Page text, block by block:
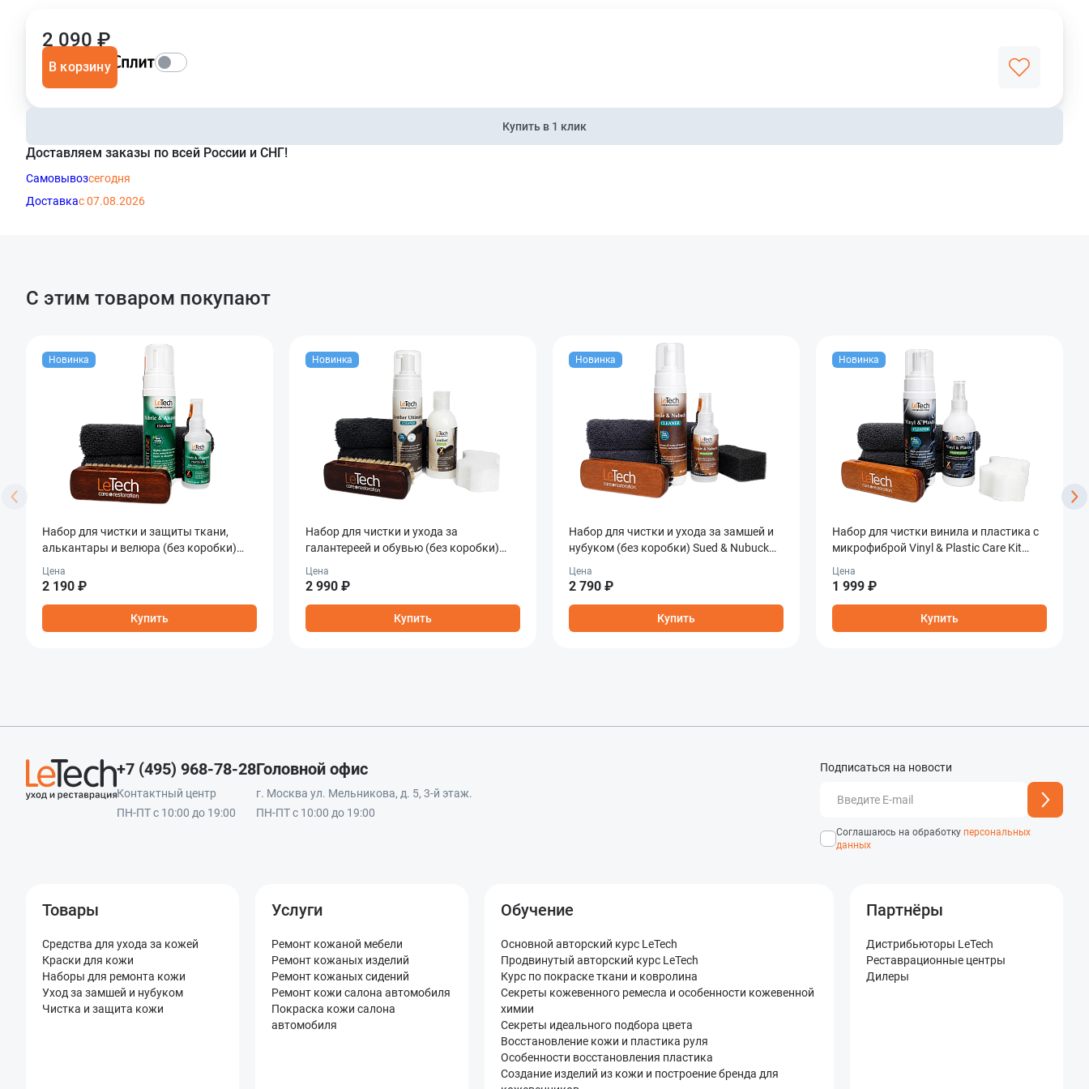
2 090 ₽
В корзину
Купить в 1 клик
Доставляем заказы по всей России и СНГ!
Самовывозсегодня
Доставкас 07.08.2026
С этим товаром покупают
Новинка
Набор для чистки и защиты ткани,
алькантары и велюра (без коробки)
Цена
2 190 ₽
Купить
Новинка
Набор для чистки и ухода за
галантереей и обувью (без коробки)
Цена
2 990 ₽
Купить
Новинка
Набор для чистки и ухода за замшей и
нубуком (без коробки) Sued & Nubuck
Цена
2 790 ₽
Купить
Новинка
Набор для чистки винила и пластика с
микрофиброй Vinyl & Plastic Care Kit
Цена
1 999 ₽
Купить
+7 (495) 968-78-28
Контактный центр
ПН-ПТ с 10:00 до 19:00
Головной офис
г. Москва ул. Мельникова, д. 5, 3-й этаж.
ПН-ПТ с 10:00 до 19:00
Подписаться на новости
Адрес подписки успешно
Соглашаюсь на обработку персональных
данных
Товары
Средства для ухода за кожей
Краски для кожи
Наборы для ремонта кожи
Уход за замшей и нубуком
Чистка и защита кожи
Услуги
Ремонт кожаной мебели
Ремонт кожаных изделий
Ремонт кожаных сидений
Ремонт кожи салона автомобиля
Покраска кожи салона
автомобиля
Обучение
Основной авторский курс LeTech
Продвинутый авторский курс LeTech
Курс по покраске ткани и ковролина
Секреты кожевенного ремесла и особенности кожевенной
химии
Секреты идеального подбора цвета
Восстановление кожи и пластика руля
Особенности восстановления пластика
Создание изделий из кожи и построение бренда для
Партнёры
Дистрибьюторы LeTech
Реставрационные центры
Дилеры